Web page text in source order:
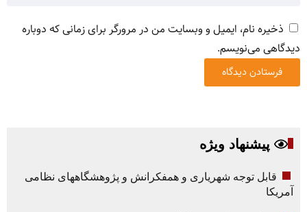
ذخیره نام، ایمیل و وبسایت من در مرورگر برای زمانی که دوباره
دیدگاهی می‌نویسم.
پیشنهاد ویژه
قابل توجه شهریاری و همفکرانش و پژوهشگاههای نظامی
آمریکا